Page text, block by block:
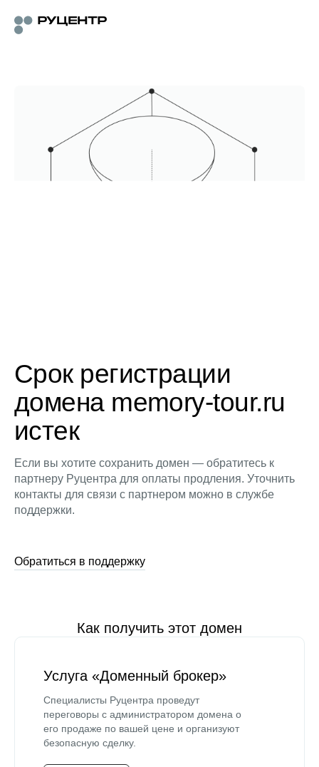
Срок регистрации
домена memory-tour.ru
истек
Если вы хотите сохранить домен — обратитесь к
партнеру Руцентра для оплаты продления. Уточнить
контакты для связи с партнером можно в службе
поддержки.
Обратиться в поддержку
Как получить этот домен
Услуга «Доменный брокер»
Специалисты Руцентра проведут
переговоры с администратором домена о
его продаже по вашей цене и организуют
безопасную сделку.